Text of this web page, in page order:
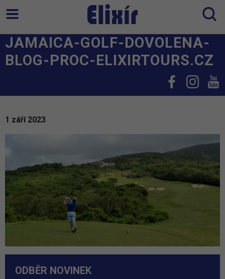
JAMAICA-GOLF-DOVOLENA-
BLOG-PROC-ELIXIRTOURS.CZ
1 září 2023
ODBĚR NOVINEK